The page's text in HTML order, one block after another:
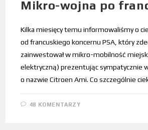
Mikro-wojna po
Kilka miesięcy temu informowaliśmy o
od francuskiego koncernu PSA, który
zainwestował w mikro-mobilność
elektryczną) prezentując sympatycznie
o nazwie Citroen Ami. Co szczególnie
48 KOMENTARZY